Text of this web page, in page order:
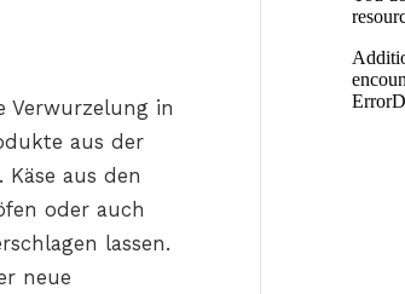
Verwurzelung in
aus der
aus den
oder auch
lassen.
neue